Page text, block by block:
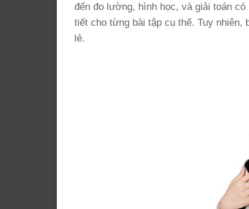
đến đo lường, hình học, và giải toán
tiết cho từng bài tập cụ thể. Tuy nhiên,
lẻ.